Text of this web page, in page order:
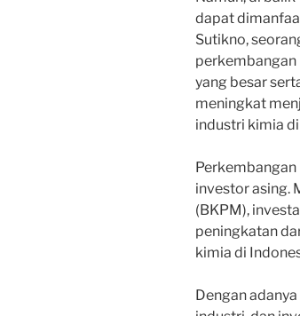
dapat
Sutikno,
perkembangan
yang besar
meningkat
industri kimia
investor asing.
(BKPM),
peningkatan
kimia di
Dengan